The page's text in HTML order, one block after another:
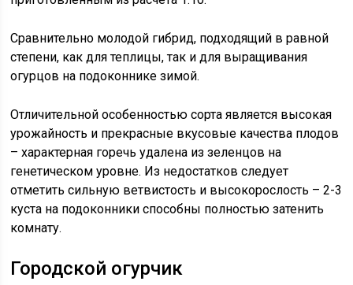
Сравнительно молодой гибрид, подходящий в равной
степени, как для теплицы, так и для выращивания
огурцов на подоконнике зимой.
Отличительной особенностью сорта является высокая
урожайность и прекрасные вкусовые качества плодов
– характерная горечь удалена из зеленцов на
генетическом уровне. Из недостатков следует
отметить сильную ветвистость и высокорослость – 2-3
куста на подоконники способны полностью затенить
комнату.
Городской огурчик